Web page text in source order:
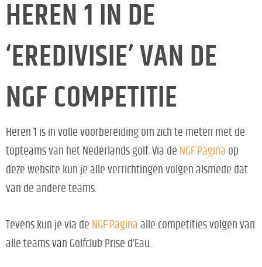
HEREN 1 IN DE
‘EREDIVISIE’ VAN DE
NGF COMPETITIE
Heren 1 is in volle voorbereiding om zich te meten met de
topteams van het Nederlands golf. Via de NGF Pagina op
deze website kun je alle verrichtingen volgen alsmede dat
van de andere teams.
Tevens kun je via de NGF Pagina alle competities volgen van
alle teams van Golfclub Prise d’Eau.